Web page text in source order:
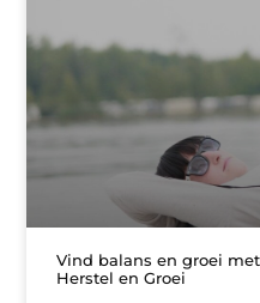
Vind balans en groei
Herstel en Groei